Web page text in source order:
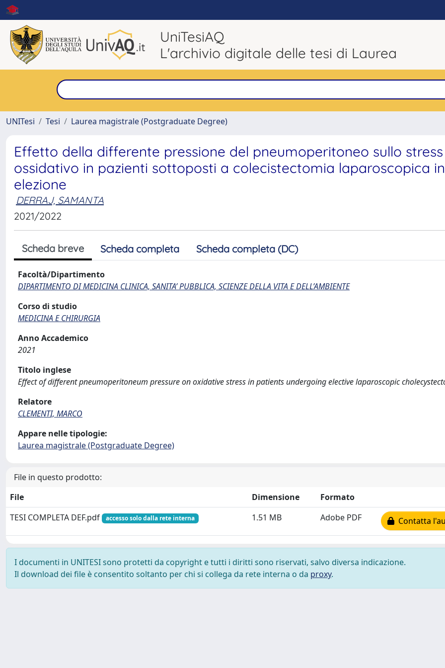
UniTesiAQ
L'archivio digitale delle tesi di Laurea
UNITesi
Tesi Laurea magistrale (Postgraduate Degree)
Effetto della differente pressione del pneumoperitoneo sullo stress
ossidativo in pazienti sottoposti a colecistectomia laparoscopica in
elezione
DERRAJ, SAMANTA
2021/2022
Scheda breve Scheda completa Scheda completa (DC)
Facoltà/Dipartimento
DIPARTIMENTO DI MEDICINA CLINICA, SANITA’ PUBBLICA, SCIENZE DELLA VITA E DELL’AMBIENTE
Corso di studio
MEDICINA E CHIRURGIA
Anno Accademico
2021
Titolo inglese
Effect of different pneumoperitoneum pressure on oxidative stress in patients undergoing elective laparoscopic
Relatore
CLEMENTI, MARCO
Appare nelle tipologie:
Laurea magistrale (Postgraduate Degree)
File in questo prodotto:
File
Dimensione
Formato
TESI COMPLETA DEF.pdf
accesso solo dalla rete interna 1.51 MB Adobe PDF Contatta
I documenti in UNITESI sono protetti da copyright e tutti i diritti sono riservati, salvo diversa indicazione.
Il download dei file è consentito soltanto per chi si collega da rete interna o da proxy.